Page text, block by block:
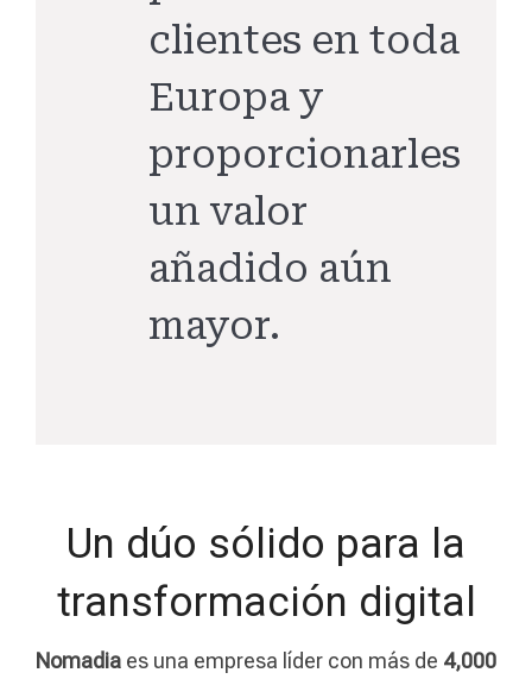
clientes en toda
Europa y
proporcionarles
un valor
añadido aún
mayor.
Un dúo sólido para la
transformación digital
Nomadia es una empresa líder con más de 4,000